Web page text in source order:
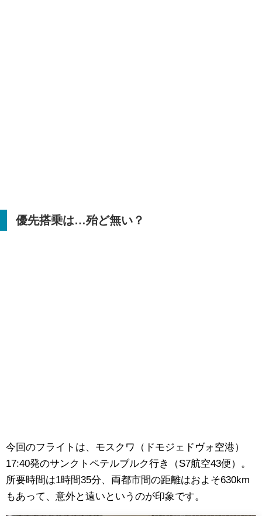
優先搭乗は…殆ど無い？
今回のフライトは、モスクワ（ドモジェドヴォ空港）
17:40発のサンクトペテルブルク行き（S7航空43便）。
所要時間は1時間35分、両都市間の距離はおよそ630km
もあって、意外と遠いというのが印象です。